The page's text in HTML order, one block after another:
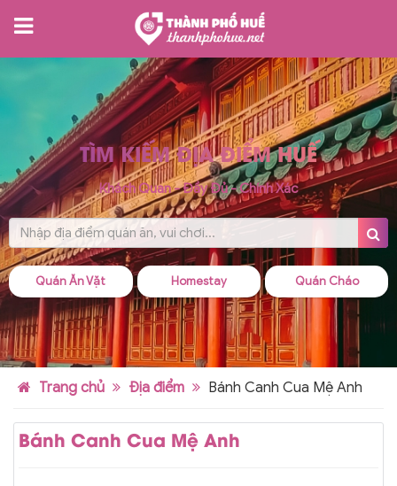
TÌM KIẾM ĐỊA ĐIỂM HUẾ
Khách Quan - Đầy Đủ - Chính Xác
Quán Ăn Vặt Homestay Quán Cháo
Trang chủ Địa điểm Bánh Canh Cua Mệ Anh
Bánh Canh Cua Mệ Anh